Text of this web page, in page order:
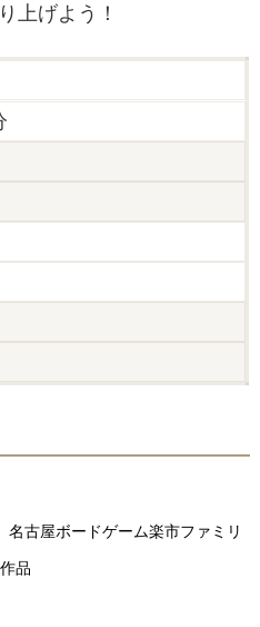
上げよう！
古屋ボードゲーム楽市ファミリ
品